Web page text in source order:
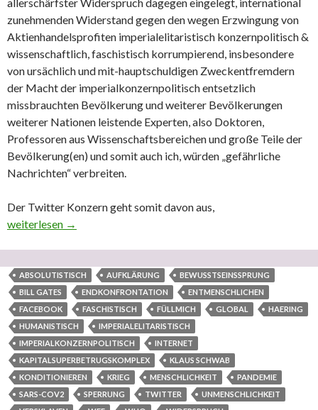
zunehmenden Widerstand gegen den wegen Erzwingung von
Aktienhandelsprofiten imperialelitaristisch konzernpolitisch &
wissenschaftlich, faschistisch korrumpierend, insbesondere
von ursächlich und mit-hauptschuldigen Zweckentfremdern
der Macht der imperialkonzernpolitisch entsetzlich
missbrauchten Bevölkerung und weiterer Bevölkerungen
weiterer Nationen leistende Experten, also Doktoren,
Professoren aus Wissenschaftsbereichen und große Teile der
Bevölkerung(en) und somit auch ich, würden „gefährliche
Nachrichten“ verbreiten.
Der Twitter Konzern geht somit davon aus,
Der irre leitenden Sperrung von 7 Tagen durch Twitter wird
weiterlesen →
ABSOLUTISTISCH AUFKLÄRUNG
BEWUSSTSEINSSPRUNG
BILL GATES
ENDKONFRONTATION
ENTMENSCHLICHEN
FACEBOOK
FASCHISTISCH FÜLLMICH GLOBAL
HAERING
HUMANISTISCH
IMPERIALELITARISTISCH
IMPERIALKONZERNPOLITISCH
INTERNET
KAPITALSUPERBETRUGSKOMPLEX
KLAUS SCHWAB
KONDITIONIEREN
KRIEG MENSCHLICHKEIT
PANDEMIE
SARS-COV2
SPERRUNG TWITTER
UNMENSCHLICHKEIT